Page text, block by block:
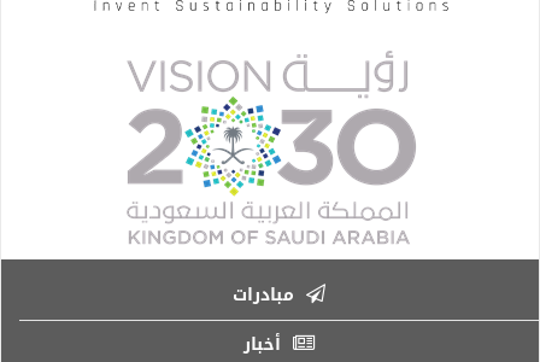
مبادرات
أخبار